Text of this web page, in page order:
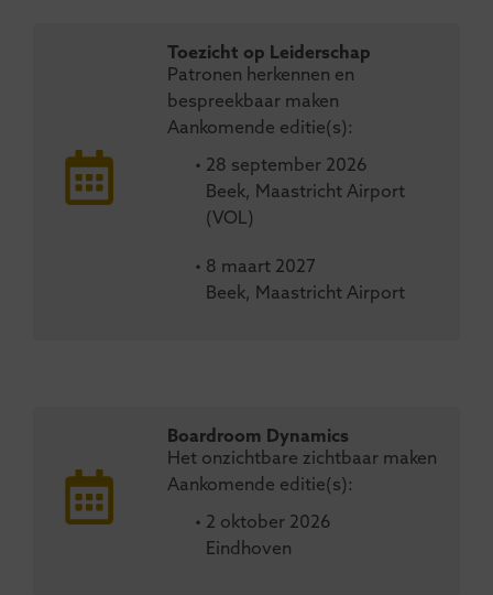
Toezicht op Leiderschap
Patronen herkennen en
bespreekbaar maken
Aankomende editie(s):
• 28 september 2026
Beek, Maastricht Airport
(VOL)
• 8 maart 2027
Beek, Maastricht Airport
Boardroom Dynamics
Het onzichtbare zichtbaar maken
Aankomende editie(s):
• 2 oktober 2026
Eindhoven